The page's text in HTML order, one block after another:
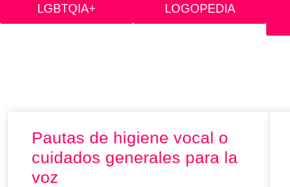
LGBTQIA+ LOGOPEDIA
Pautas de higiene vocal o
cuidados generales para la
voz